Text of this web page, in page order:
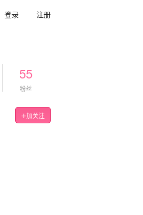
登录 注册
55
粉丝
加关注